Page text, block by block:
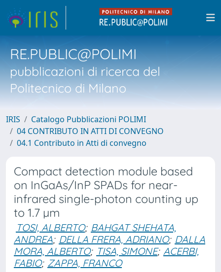
RE.PUBLIC@POLIMI
pubblicazioni di ricerca del
Politecnico di Milano
IRIS
Catalogo Pubblicazioni POLIMI
04 CONTRIBUTO IN ATTI DI CONVEGNO
04.1 Contributo in Atti di convegno
Compact detection module based
on InGaAs/InP SPADs for near-
infrared single-photon counting up
to 1.7 µm
TOSI, ALBERTO; BAHGAT SHEHATA,
ANDREA; DELLA FRERA, ADRIANO; DALLA
MORA, ALBERTO; TISA, SIMONE; ACERBI,
FABIO; ZAPPA, FRANCO